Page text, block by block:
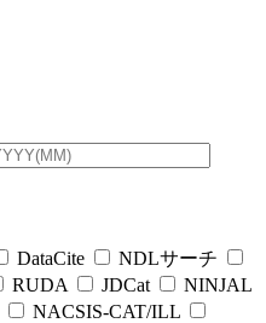
DataCite
NDLサーチ
RUDA JDCat
NINJAL
NACSIS-CAT/ILL